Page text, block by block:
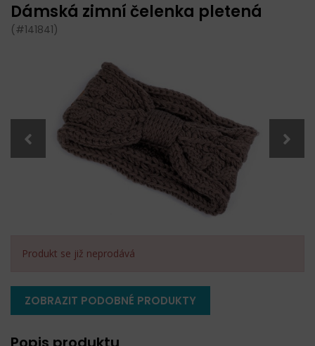
Dámská zimní čelenka pletená
(#141841)
Produkt se již neprodává
ZOBRAZIT PODOBNÉ PRODUKTY